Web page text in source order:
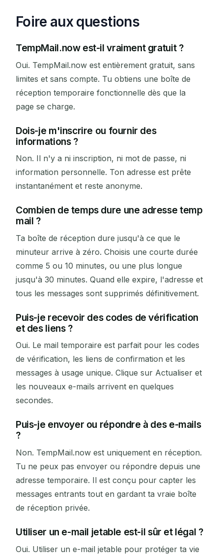
Foire aux questions
TempMail.now est-il vraiment gratuit ?
Oui. TempMail.now est entièrement gratuit, sans
limites et sans compte. Tu obtiens une boîte de
réception temporaire fonctionnelle dès que la
page se charge.
Dois-je m'inscrire ou fournir des
informations ?
Non. Il n'y a ni inscription, ni mot de passe, ni
information personnelle. Ton adresse est prête
instantanément et reste anonyme.
Combien de temps dure une adresse temp
mail ?
Ta boîte de réception dure jusqu'à ce que le
minuteur arrive à zéro. Choisis une courte durée
comme 5 ou 10 minutes, ou une plus longue
jusqu'à 30 minutes. Quand elle expire, l'adresse et
tous les messages sont supprimés définitivement.
Puis-je recevoir des codes de vérification
et des liens ?
Oui. Le mail temporaire est parfait pour les codes
de vérification, les liens de confirmation et les
messages à usage unique. Clique sur Actualiser et
les nouveaux e-mails arrivent en quelques
secondes.
Puis-je envoyer ou répondre à des e-mails
?
Non. TempMail.now est uniquement en réception.
Tu ne peux pas envoyer ou répondre depuis une
adresse temporaire. Il est conçu pour capter les
messages entrants tout en gardant ta vraie boîte
de réception privée.
Utiliser un e-mail jetable est-il sûr et légal ?
Oui. Utiliser un e-mail jetable pour protéger ta vie